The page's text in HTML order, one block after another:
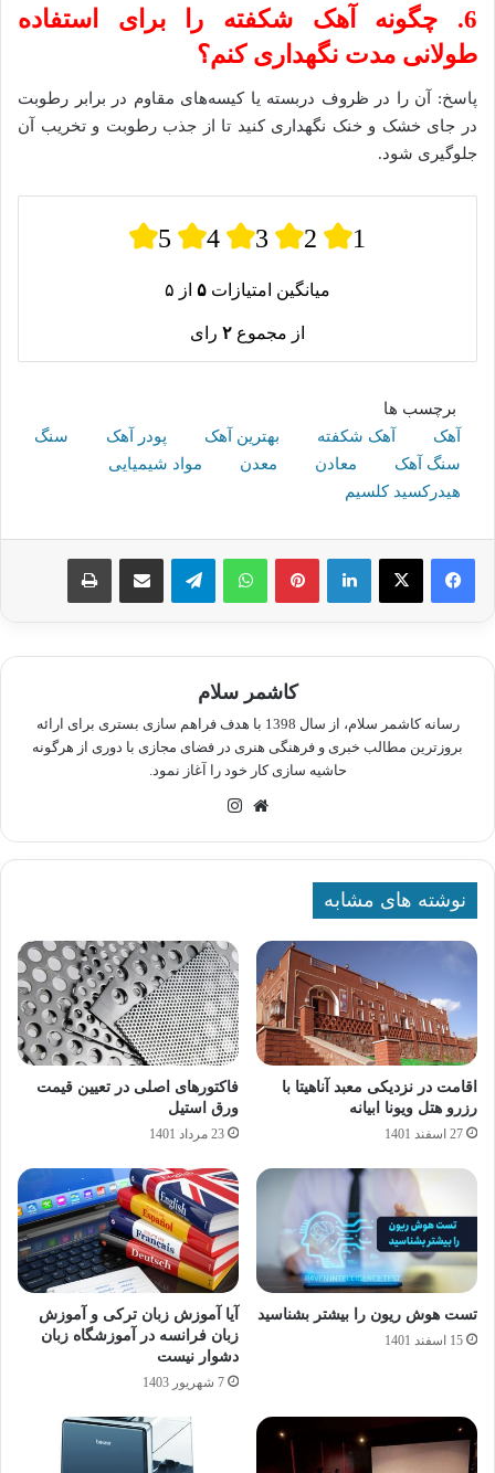
6. چگونه آهک شکفته را برای استفاده
طولانی مدت نگهداری کنم؟
پاسخ: آن را در ظروف دربسته یا کیسه‌های مقاوم در برابر رطوبت
در جای خشک و خنک نگهداری کنید تا از جذب رطوبت و تخریب آن
جلوگیری شود.
5 4 3 2 1
میانگین امتیازات ۵ از ۵
از مجموع ۲ رای
برچسب ها
آهک
آهک شکفته بهترین آهک پودر آهک
سنگ
سنگ آهک
معادن معدن
مواد شیمیایی
هیدرکسید کلسیم
لینکدین پینترستواتس آپ تلگرام اشتراک گذاری از طریق ایمیل چاپ
کاشمر سلام
رسانه کاشمر سلام، از سال 1398 با هدف فراهم سازی بستری برای ارائه
بروزترین مطالب خبری و فرهنگی هنری در فضای مجازی با دوری از هرگونه
حاشیه سازی کار خود را آغاز نمود.
وبسایت
نوشته های مشابه
اقامت در نزدیکی معبد آناهیتا با
رزرو هتل ویونا ابیانه
27 اسفند 1401
فاکتورهای اصلی در تعیین قیمت
ورق استیل
23 مرداد 1401
تست هوش ریون را بیشتر بشناسید
15 اسفند 1401
آیا آموزش زبان ترکی و آموزش
زبان فرانسه در آموزشگاه زبان
دشوار نیست
7 شهریور 1403